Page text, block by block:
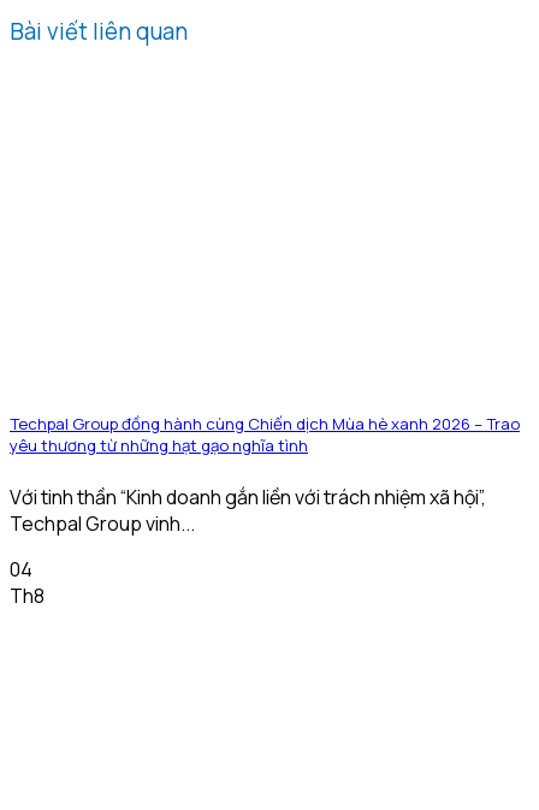
Bài viết liên quan
Techpal Group đồng hành cùng Chiến dịch Mùa hè xanh 2026 – Trao
yêu thương từ những hạt gạo nghĩa tình
Với tinh thần “Kinh doanh gắn liền với trách nhiệm xã hội”,
Techpal Group vinh...
04
Th8